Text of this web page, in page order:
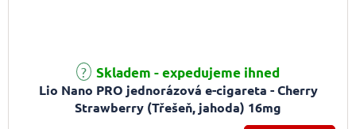
Lio Nano PRO jednorázová e-cigareta - Cherry
Strawberry (Třešeň, jahoda) 16mg
Skladem - expedujeme ihned